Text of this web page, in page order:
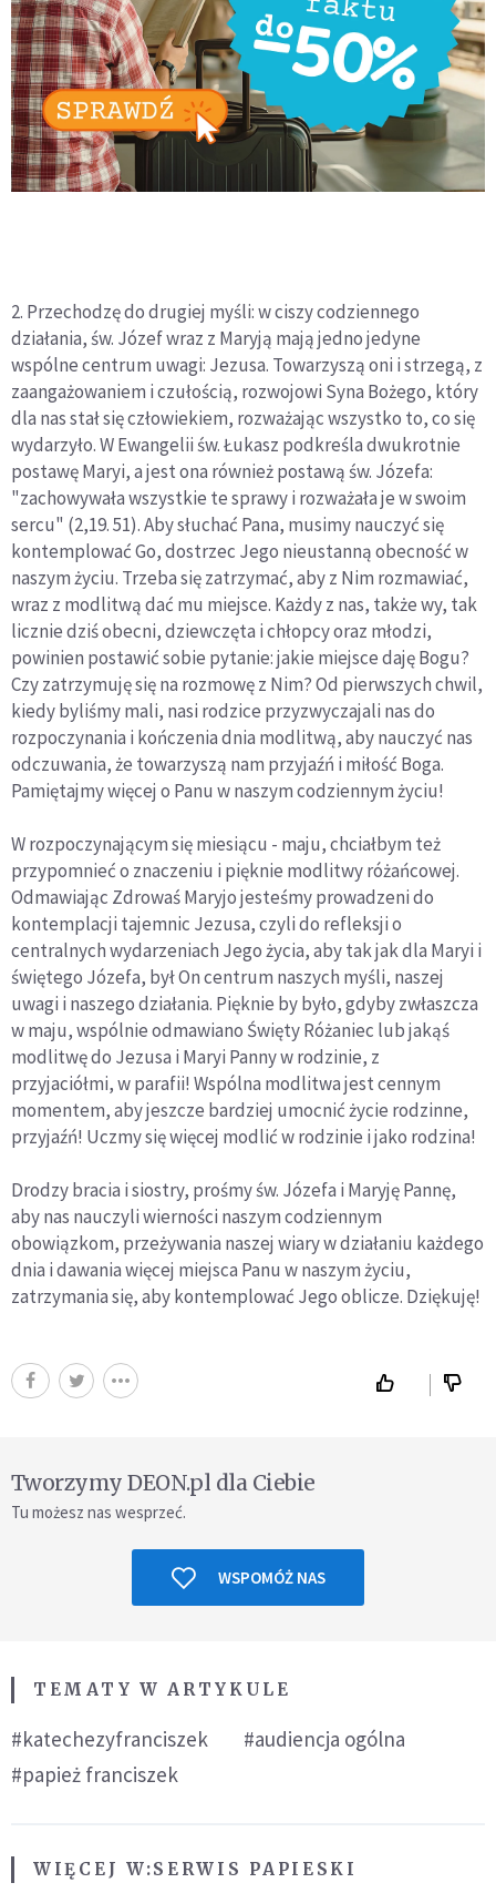
2. Przechodzę do drugiej myśli: w ciszy codziennego
działania, św. Józef wraz z Maryją mają jedno jedyne
wspólne centrum uwagi: Jezusa. Towarzyszą oni i strzegą, z
zaangażowaniem i czułością, rozwojowi Syna Bożego, który
dla nas stał się człowiekiem, rozważając wszystko to, co się
wydarzyło. W Ewangelii św. Łukasz podkreśla dwukrotnie
postawę Maryi, a jest ona również postawą św. Józefa:
"zachowywała wszystkie te sprawy i rozważała je w swoim
sercu" (2,19. 51). Aby słuchać Pana, musimy nauczyć się
kontemplować Go, dostrzec Jego nieustanną obecność w
naszym życiu. Trzeba się zatrzymać, aby z Nim rozmawiać,
wraz z modlitwą dać mu miejsce. Każdy z nas, także wy, tak
licznie dziś obecni, dziewczęta i chłopcy oraz młodzi,
powinien postawić sobie pytanie: jakie miejsce daję Bogu?
Czy zatrzymuję się na rozmowę z Nim? Od pierwszych chwil,
kiedy byliśmy mali, nasi rodzice przyzwyczajali nas do
rozpoczynania i kończenia dnia modlitwą, aby nauczyć nas
odczuwania, że towarzyszą nam przyjaźń i miłość Boga.
Pamiętajmy więcej o Panu w naszym codziennym życiu!
W rozpoczynającym się miesiącu - maju, chciałbym też
przypomnieć o znaczeniu i pięknie modlitwy różańcowej.
Odmawiając Zdrowaś Maryjo jesteśmy prowadzeni do
kontemplacji tajemnic Jezusa, czyli do refleksji o
centralnych wydarzeniach Jego życia, aby tak jak dla Maryi i
świętego Józefa, był On centrum naszych myśli, naszej
uwagi i naszego działania. Pięknie by było, gdyby zwłaszcza
w maju, wspólnie odmawiano Święty Różaniec lub jakąś
modlitwę do Jezusa i Maryi Panny w rodzinie, z
przyjaciółmi, w parafii! Wspólna modlitwa jest cennym
momentem, aby jeszcze bardziej umocnić życie rodzinne,
przyjaźń! Uczmy się więcej modlić w rodzinie i jako rodzina!
Drodzy bracia i siostry, prośmy św. Józefa i Maryję Pannę,
aby nas nauczyli wierności naszym codziennym
obowiązkom, przeżywania naszej wiary w działaniu każdego
dnia i dawania więcej miejsca Panu w naszym życiu,
zatrzymania się, aby kontemplować Jego oblicze. Dziękuję!
Tworzymy DEON.pl dla Ciebie
Tu możesz nas wesprzeć.
WSPOMÓŻ NAS
TEMATY W ARTYKULE
#katechezyfranciszek
#audiencja ogólna
#papież franciszek
WIĘCEJ W:SERWIS PAPIESKI